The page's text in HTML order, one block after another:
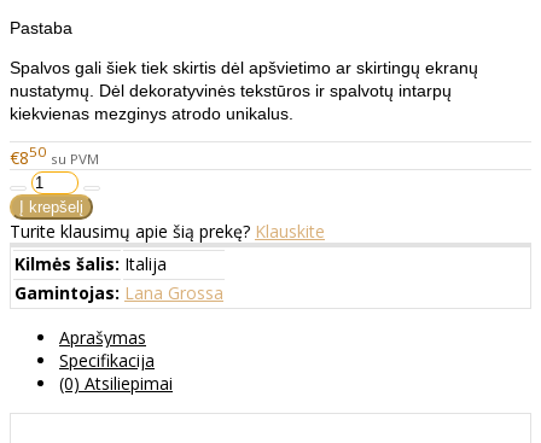
Pastaba
Spalvos gali šiek tiek skirtis dėl apšvietimo ar skirtingų ekranų
nustatymų. Dėl dekoratyvinės tekstūros ir spalvotų intarpų
kiekvienas mezginys atrodo unikalus.
€850 su PVM
Turite klausimų apie šią prekę? Klauskite
Kilmės šalis: Italija
Gamintojas: Lana Grossa
Aprašymas
Specifikacija
(0) Atsiliepimai